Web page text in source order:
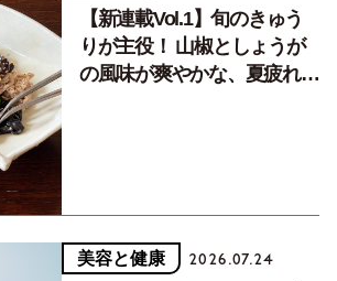
【新連載Vol.1】旬のきゅう
りが主役！ 山椒としょうが
の風味が爽やかな、夏疲れを
美容と健康 2026.07.24